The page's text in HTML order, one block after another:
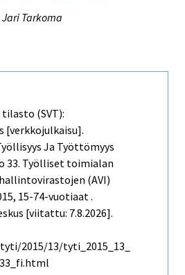
Tarkoma
(SVT):
[verkkojulkaisu].
Ja Työttömyys
33. Työlliset toimialan
(AVI)
15-74-vuotiaat .
[viitattu: 7.8.2026].
2015/13/tyti_2015_13_